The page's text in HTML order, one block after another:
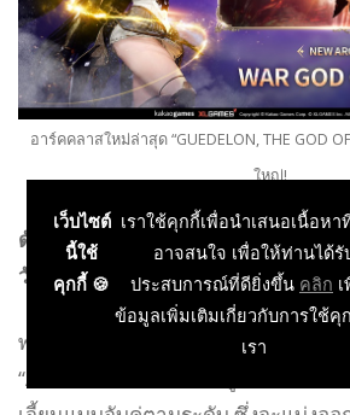
อาร์คคลาสใหม่ล่าสุด “GUEDELON, THE GOD
ใหญ่!
ดันเจี้ยนใหม่ “AYANAD MIRAGE”
วันนี้!
พร้อมกับการอัปเดตครั้งใหญ่ ดันเจี้ยน
“AYANAD MIRAGE” ได้ถูกเพิ่มเข้ามา
เว็บไซต์
นี้ใช้
คุกกี้ 🍪
เราใช้คุกกี้เพื่อนำเสนอเนื้อห
อาจสนใจ เพื่อให้ท่านได้รั
ประสบการณ์ที่ดียิ่งขึ้น คลิก
ข้อมูลเพิ่มเติมเกี่ยวกับการใช้คุ
เรา